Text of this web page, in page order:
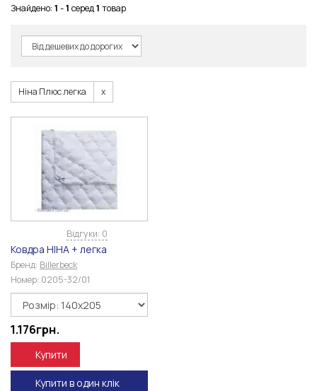
Знайдено: 1 -1 серед1 товар
Ніна Плюс легка
Відгуки: 0
Ковдра НІНА + легка
Бренд: Billerbeck
Номер: 0205-32/01
1.176грн.
Купити
Купити в один клік